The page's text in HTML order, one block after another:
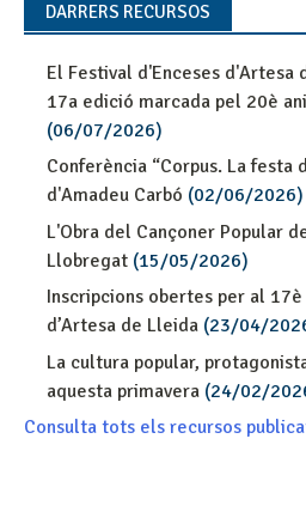
DARRERS RECURSOS
El Festival d'Enceses d'Artesa
17a edició marcada pel 20è
(06/07/2026)
Conferència “Corpus. La festa
d'Amadeu Carbó (02/06/2026)
L'Obra del Cançoner Popular
Llobregat (15/05/2026)
Inscripcions obertes per al 17è
d’Artesa de Lleida (23/04/
La cultura popular,
aquesta primavera (24/02/
Consulta tots els recursos